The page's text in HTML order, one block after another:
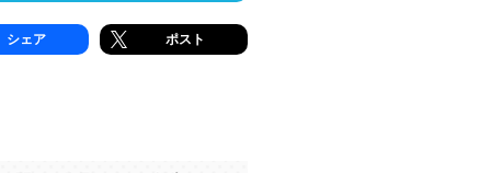
シェア ポスト